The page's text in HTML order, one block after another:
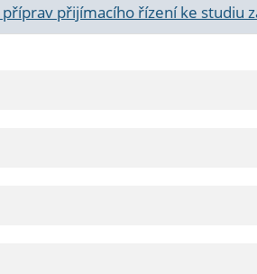
přijímacího řízení ke studiu